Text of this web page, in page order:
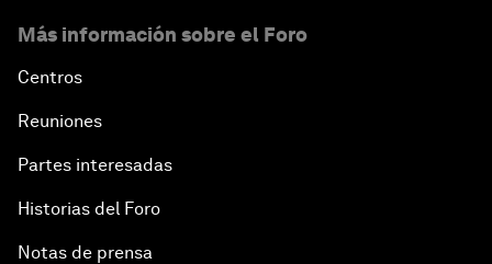
Más información sobre el Foro
Centros
Reuniones
Partes interesadas
Historias del Foro
Notas de prensa